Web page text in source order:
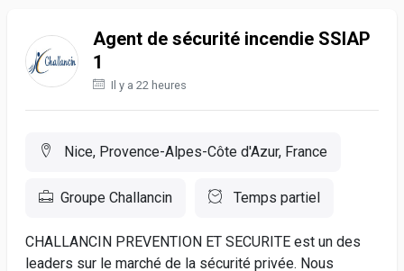
Agent de sécurité incendie SSIAP
1
Il y a 22 heures
Nice, Provence-Alpes-Côte d'Azur, France
Groupe Challancin Temps partiel
CHALLANCIN PREVENTION ET SECURITE est un des
leaders sur le marché de la sécurité privée. Nous